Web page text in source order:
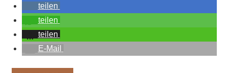
teilen
teilen
teilen
E-Mail